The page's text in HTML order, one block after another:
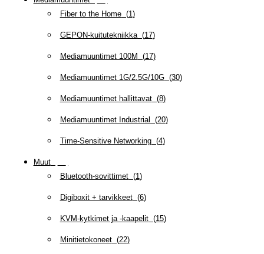
Fiber to the Home(1)
GEPON-kuitutekniikka(17)
Mediamuuntimet 100M (17)
Mediamuuntimet 1G/2.5G/10G(30)
Mediamuuntimet hallittavat(8)
Mediamuuntimet Industrial (20)
Time-Sensitive Networking(4)
Muut(
Bluetooth-sovittimet(1)
Digiboxit + tarvikkeet(6)
KVM-kytkimet ja -kaapelit(15)
Minitietokoneet(22)